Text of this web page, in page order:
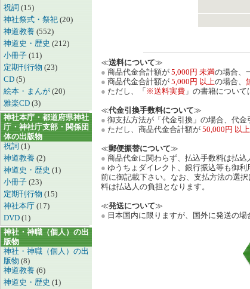
祝詞 (15)
神社祭式・祭祀 (20)
神道教養 (552)
神道史・歴史 (212)
小冊子 (11)
定期刊行物 (23)
CD (5)
絵本・まんが (20)
雅楽CD (3)
神社本庁・都道府県神社
庁・神社庁支部・関係団
体の出版物
祝詞 (1)
神道教養 (2)
神道史・歴史 (1)
小冊子 (23)
定期刊行物 (15)
神社本庁 (17)
DVD (1)
神社・神職（個人）の出
版物
神社・神職（個人）の出
版物 (8)
神道教養 (6)
神道史・歴史 (1)
≪送料について≫
● 商品代金合計額が 5,000円 未満の場合、
● 商品代金合計額が 5,000円 以上の場合、
● ただし、「 ※送料実費 」の書籍につい
≪代金引換手数料について≫
● 御支払方法が「代金引換」の場合、代金
● ただし、商品代金合計額が 50,000円 以上
≪郵便振替について≫
● 商品代金に関わらず、払込手数料は払込
● ゆうちょダイレクト、銀行振込等も御
前に御記載下さい。なお、支払方法の選
料は払込人の負担となります。
≪発送について≫
● 日本国内に限りますが、国外に発送の場